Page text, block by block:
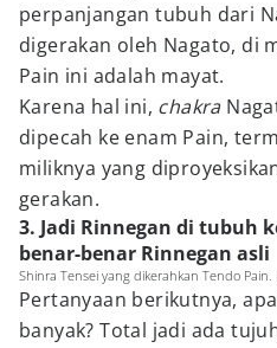
perpanjangan tubuh dari
digerakan oleh Nagato, di
Pain ini adalah mayat.
Karena hal ini, chakra
dipecah ke enam Pain,
miliknya yang
gerakan.
3. Jadi Rinnegan di tubuh
benar-benar Rinnegan asli
Shinra Tensei yang dikerahkan Tendo Pain.
Pertanyaan berikutnya,
banyak? Total jadi ada